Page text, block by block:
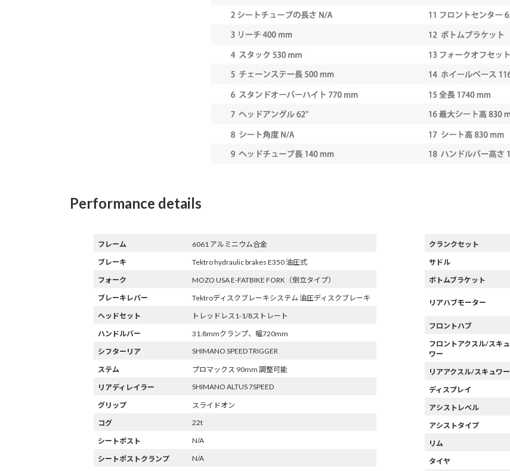
Performance details
フレーム
6061 アルミニウム合金
ブレーキ
Tektro hydraulic brakes E350 油圧式
フォーク
MOZO USA E-FATBIKE FORK（倒立タイプ）
ブレーキレバー
Tektroディスクブレーキシステム 油圧ディスクブレーキ
ヘッドセット
トレッドレス1-1/8ストレート
ハンドルバー
31.8mmクランプ、幅720mm
シフターリア
SHIMANO SPEED TRIGGER
ステム
プロマックス 90mm 調整可能
リアディレイラー
SHIMANO ALTUS 7SPEED
グリップ
スライドオン
コグ
22t
シートポスト N/A
シートポストクランプ N/A
クランクセット
サドル
ボトムブラケット
リアハブモーター
フロントハブ
フロントアクスル/スキュ
ワー
リアアクスル/スキュワー
ディスプレイ
アシストレベル
アシストタイプ
リム
タイヤ